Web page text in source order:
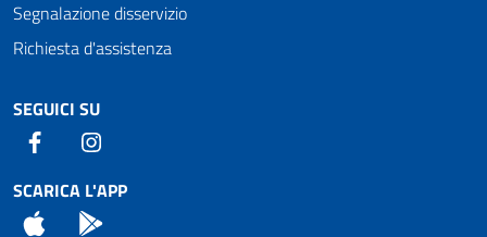
Segnalazione disservizio
Richiesta d'assistenza
SEGUICI SU
Facebook
SCARICA L'APP
App Store